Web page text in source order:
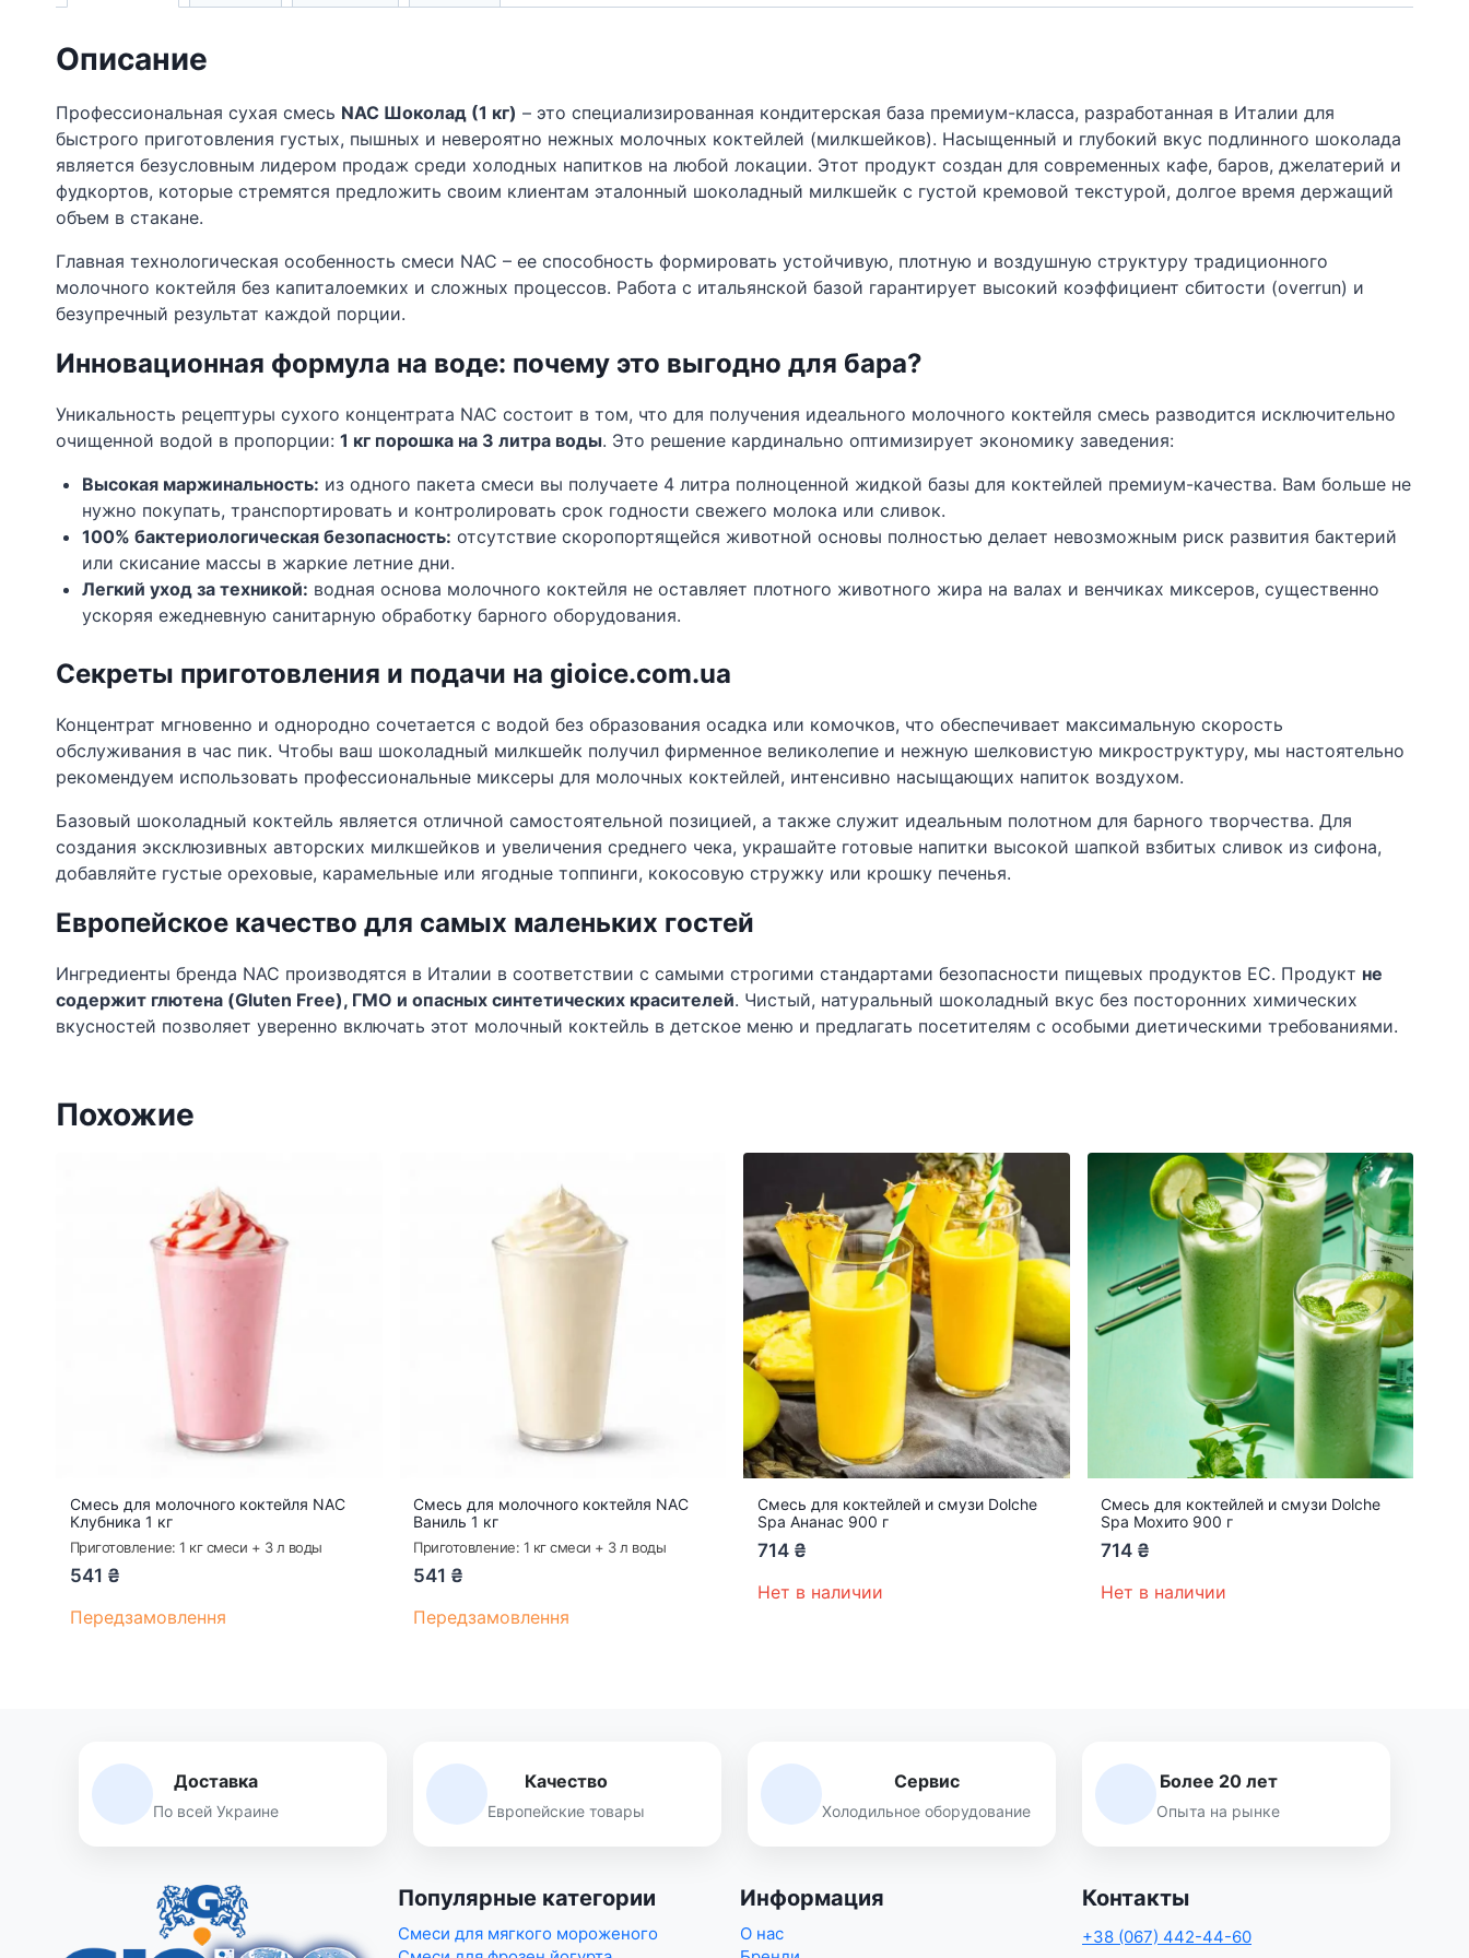
Описание
Профессиональная сухая смесь NAC Шоколад (1 кг) – это специализированная кондитерская база премиум-класса, разработанная в Италии для
быстрого приготовления густых, пышных и невероятно нежных молочных коктейлей (милкшейков). Насыщенный и глубокий вкус подлинного шоколада
является безусловным лидером продаж среди холодных напитков на любой локации. Этот продукт создан для современных кафе, баров, джелатерий и
фудкортов, которые стремятся предложить своим клиентам эталонный шоколадный милкшейк с густой кремовой текстурой, долгое время держащий
объем в стакане.
Главная технологическая особенность смеси NAC – ее способность формировать устойчивую, плотную и воздушную структуру традиционного
молочного коктейля без капиталоемких и сложных процессов. Работа с итальянской базой гарантирует высокий коэффициент сбитости (overrun) и
безупречный результат каждой порции.
Инновационная формула на воде: почему это выгодно для бара?
Уникальность рецептуры сухого концентрата NAC состоит в том, что для получения идеального молочного коктейля смесь разводится исключительно
очищенной водой в пропорции: 1 кг порошка на 3 литра воды. Это решение кардинально оптимизирует экономику заведения:
Высокая маржинальность: из одного пакета смеси вы получаете 4 литра полноценной жидкой базы для коктейлей премиум-качества. Вам больше не
нужно покупать, транспортировать и контролировать срок годности свежего молока или сливок.
100% бактериологическая безопасность: отсутствие скоропортящейся животной основы полностью делает невозможным риск развития бактерий
или скисание массы в жаркие летние дни.
Легкий уход за техникой: водная основа молочного коктейля не оставляет плотного животного жира на валах и венчиках миксеров, существенно
ускоряя ежедневную санитарную обработку барного оборудования.
Секреты приготовления и подачи на gioice.com.ua
Концентрат мгновенно и однородно сочетается с водой без образования осадка или комочков, что обеспечивает максимальную скорость
обслуживания в час пик. Чтобы ваш шоколадный милкшейк получил фирменное великолепие и нежную шелковистую микроструктуру, мы настоятельно
рекомендуем использовать профессиональные миксеры для молочных коктейлей, интенсивно насыщающих напиток воздухом.
Базовый шоколадный коктейль является отличной самостоятельной позицией, а также служит идеальным полотном для барного творчества. Для
создания эксклюзивных авторских милкшейков и увеличения среднего чека, украшайте готовые напитки высокой шапкой взбитых сливок из сифона,
добавляйте густые ореховые, карамельные или ягодные топпинги, кокосовую стружку или крошку печенья.
Европейское качество для самых маленьких гостей
Ингредиенты бренда NAC производятся в Италии в соответствии с самыми строгими стандартами безопасности пищевых продуктов ЕС. Продукт не
содержит глютена (Gluten Free), ГМО и опасных синтетических красителей. Чистый, натуральный шоколадный вкус без посторонних химических
вкусностей позволяет уверенно включать этот молочный коктейль в детское меню и предлагать посетителям с особыми диетическими требованиями.
Похожие
Смесь для молочного коктейля NAC
Клубника 1 кг
Приготовление: 1 кг смеси + 3 л воды
541 ₴
Передзамовлення
Смесь для молочного коктейля NAC
Ваниль 1 кг
Приготовление: 1 кг смеси + 3 л воды
541 ₴
Передзамовлення
Смесь для коктейлей и смузи Dolche
Spa Ананас 900 г
714 ₴
Нет в наличии
Смесь для коктейлей и смузи Dolche
Spa Мохито 900 г
714 ₴
Нет в наличии
Доставка
По всей Украине
Качество
Европейские товары
Сервис
Холодильное оборудование
Более 20 лет
Опыта на рынке
Популярные категории
Смеси для мягкого мороженого
Информация
О нас
Контакты
+38 (067) 442-44-60